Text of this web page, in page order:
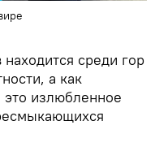
среди гор
а как
это излюбленное